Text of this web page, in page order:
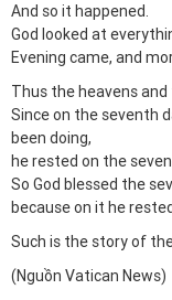
And so it happened.
God looked at
Evening came, and
Thus the heavens
Since on the seventh
been doing,
he rested on the
So God blessed the
because on it he
Such is the story of
(Nguồn Vatican News)